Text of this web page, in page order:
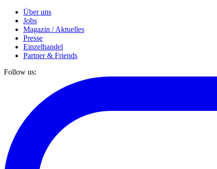
Über uns
Jobs
Magazin / Aktuelles
Presse
Einzelhandel
Partner & Friends
Follow us: